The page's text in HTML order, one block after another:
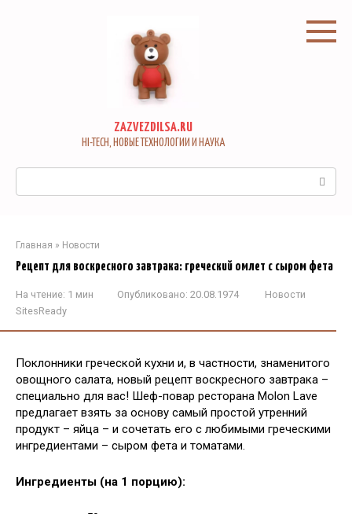
ZAZVEZDILSA.RU
HI-TECH, НОВЫЕ ТЕХНОЛОГИИ И НАУКА
Главная » Новости
Рецепт для воскресного завтрака: греческий омлет с сыром фета
На чтение: 1 мин Опубликовано: 20.08.1974
Новости
SitesReady
Поклонники греческой кухни и, в частности, знаменитого
овощного салата, новый рецепт воскресного завтрака –
специально для вас! Шеф-повар ресторана Molon Lave
предлагает взять за основу самый простой утренний
продукт – яйца – и сочетать его с любимыми греческими
ингредиентами – сыром фета и томатами.
Ингредиенты (на 1 порцию):